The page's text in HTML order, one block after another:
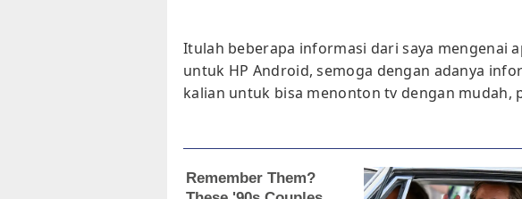
Itulah beberapa informasi dari saya mengenai
untuk HP Android, semoga dengan adanya
kalian untuk bisa menonton tv dengan mudah,